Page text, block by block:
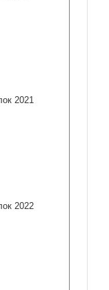
2021
2022